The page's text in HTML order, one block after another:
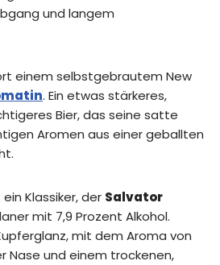
und langem
einem selbstgebrautem New
. Ein etwas stärkeres,
Bier, das seine satte
Aromen aus einer geballten
Klassiker, der Salvator
mit 7,9 Prozent Alkohol.
mit dem Aroma von
Nase und einem trockenen,